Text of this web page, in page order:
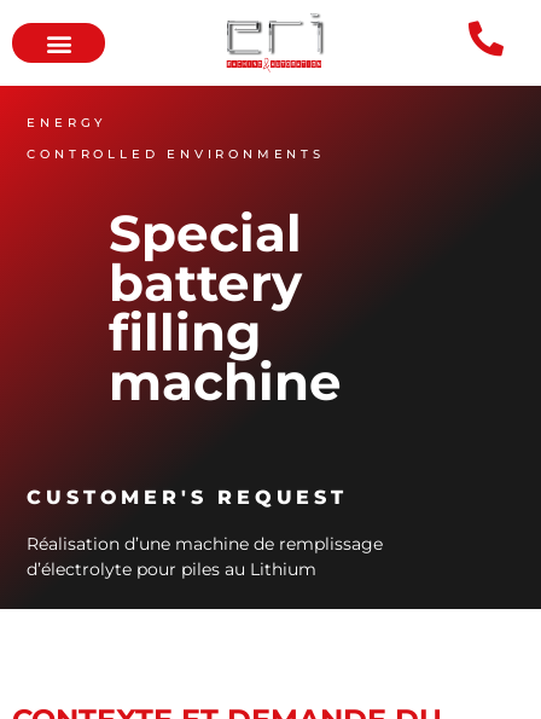
ENERGY
CONTROLLED ENVIRONMENTS
Special
battery
filling
machine
CUSTOMER'S REQUEST
Réalisation d’une machine de remplissage
d’électrolyte pour piles au Lithium